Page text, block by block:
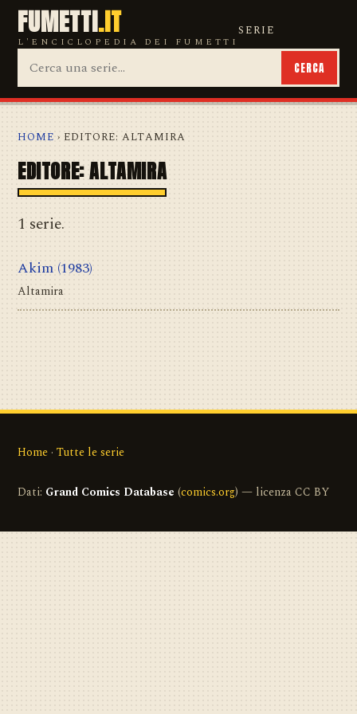
FUMETTI.IT
L'ENCICLOPEDIA DEI FUMETTI
SERIE
CERCA
HOME › EDITORE: ALTAMIRA
EDITORE: ALTAMIRA
1 serie.
Akim (1983)
Altamira
Home · Tutte le serie
Dati: Grand Comics Database (comics.org) — licenza CC BY